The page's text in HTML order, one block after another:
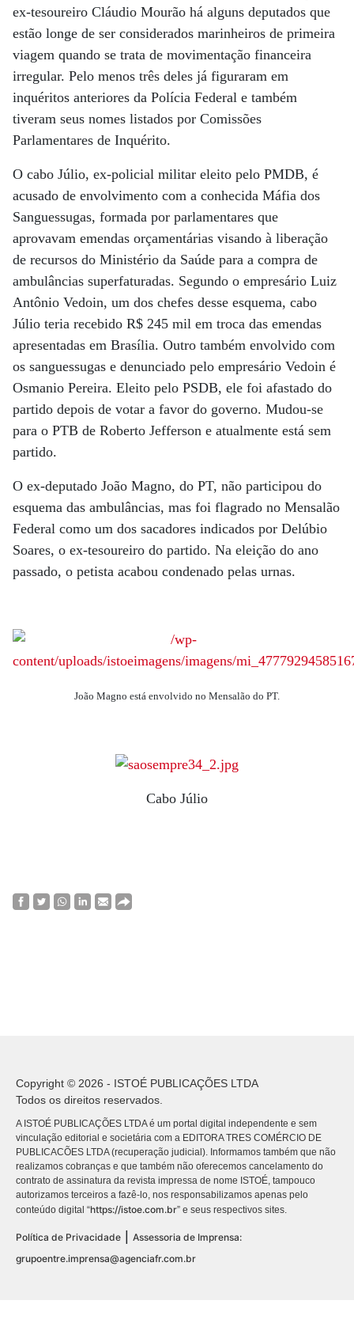
ex-tesoureiro Cláudio Mourão há alguns deputados que
estão longe de ser considerados marinheiros de primeira
viagem quando se trata de movimentação financeira
irregular. Pelo menos três deles já figuraram em
inquéritos anteriores da Polícia Federal e também
tiveram seus nomes listados por Comissões
Parlamentares de Inquérito.
O cabo Júlio, ex-policial militar eleito pelo PMDB, é
acusado de envolvimento com a conhecida Máfia dos
Sanguessugas, formada por parlamentares que
aprovavam emendas orçamentárias visando à liberação
de recursos do Ministério da Saúde para a compra de
ambulâncias superfaturadas. Segundo o empresário Luiz
Antônio Vedoin, um dos chefes desse esquema, cabo
Júlio teria recebido R$ 245 mil em troca das emendas
apresentadas em Brasília. Outro também envolvido com
os sanguessugas e denunciado pelo empresário Vedoin é
Osmanio Pereira. Eleito pelo PSDB, ele foi afastado do
partido depois de votar a favor do governo. Mudou-se
para o PTB de Roberto Jefferson e atualmente está sem
partido.
O ex-deputado João Magno, do PT, não participou do
esquema das ambulâncias, mas foi flagrado no Mensalão
Federal como um dos sacadores indicados por Delúbio
Soares, o ex-tesoureiro do partido. Na eleição do ano
passado, o petista acabou condenado pelas urnas.
João Magno está envolvido no Mensalão do PT.
Cabo Júlio
Copyright © 2026 - ISTOÉ PUBLICAÇÕES LTDA
Todos os direitos reservados.
A ISTOÉ PUBLICAÇÕES LTDA é um portal digital independente e sem
vinculação editorial e societária com a EDITORA TRES COMÉRCIO DE
PUBLICACÕES LTDA (recuperação judicial). Informamos também que não
realizamos cobranças e que também não oferecemos cancelamento do
contrato de assinatura da revista impressa de nome ISTOÉ, tampouco
autorizamos terceiros a fazê-lo, nos responsabilizamos apenas pelo
conteúdo digital “https://istoe.com.br” e seus respectivos sites.
Política de Privacidade | Assessoria de Imprensa:
grupoentre.imprensa@agenciafr.com.br